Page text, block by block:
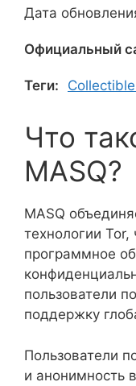
Дата
Официальный
Теги:
Что
MASQ?
MASQ
технологии
программное
пользователи
поддержку
Пользователи
и анонимность